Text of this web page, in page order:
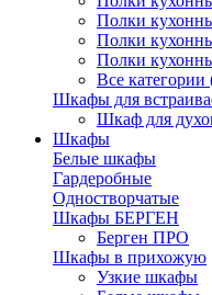
Полки
Полки
Полки
Все категории
Шкафы для
Шкаф для
Шкафы
Белые шкафы
Гардеробные
Одностворчатые
Шкафы БЕРГЕН
Берген ПРО
Шкафы в прихожую
Узкие шкафы